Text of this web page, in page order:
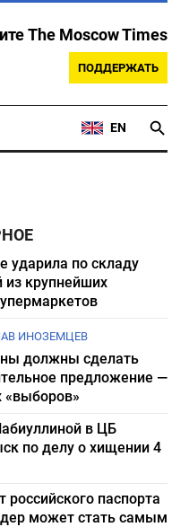
The Moscow Times
ПОДДЕРЖАТЬ
EN
ударила по складу
из крупнейших
ИНОЗЕМЦЕВ
должны сделать
предложение —
«выборов»
в ЦБ
по делу о хищении 4
российского паспорта
может стать самым